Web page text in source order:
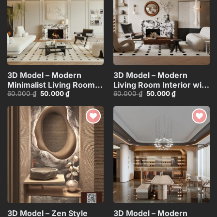
3D Model – Modern
Minimalist Living Room
with Marble Fireplace (V-
Ray
Render)_ID107369883
60.000₫ Giá
là:
60.000 ₫.
50.000₫Giá
hiện
tại
là:
50.000 ₫.
3D Model – Modern
Living Room Interior with
Marble Fireplace (Corona
Renderer)_ID113137224
60.000₫ Giá
là:
50.000₫Giá
hiện
tại
50.000 ₫.
Add to
wishlist
3D Model – Zen Style
Add to
wishlist
3D Model – Modern